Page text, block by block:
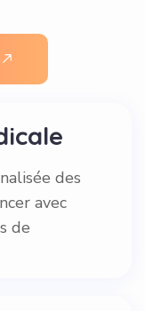
des
avec
de